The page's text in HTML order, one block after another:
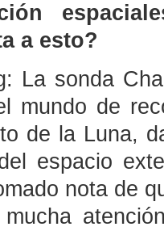
a esto?
La sonda
mundo de
de la Luna,
espacio
nota de
mucha